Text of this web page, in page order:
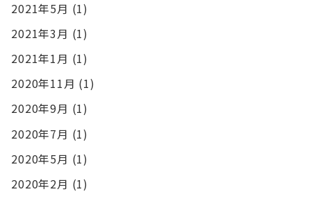
2021年5月 (1)
2021年3月 (1)
2021年1月 (1)
2020年11月 (1)
2020年9月 (1)
2020年7月 (1)
2020年5月 (1)
2020年2月 (1)